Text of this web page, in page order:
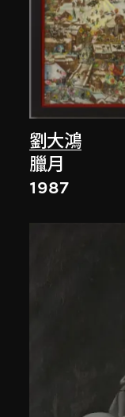
劉大鴻
臘月
1987